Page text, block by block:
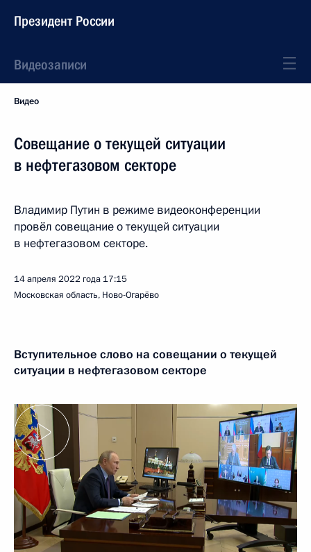
Президент России
Видеозаписи
Видео
Совещание о текущей ситуации
в нефтегазовом секторе
Владимир Путин в режиме видеоконференции
провёл совещание о текущей ситуации
в нефтегазовом секторе.
14 апреля 2022 года 17:15
Московская область, Ново-Огарёво
Вступительное слово на совещании о текущей
ситуации в нефтегазовом секторе